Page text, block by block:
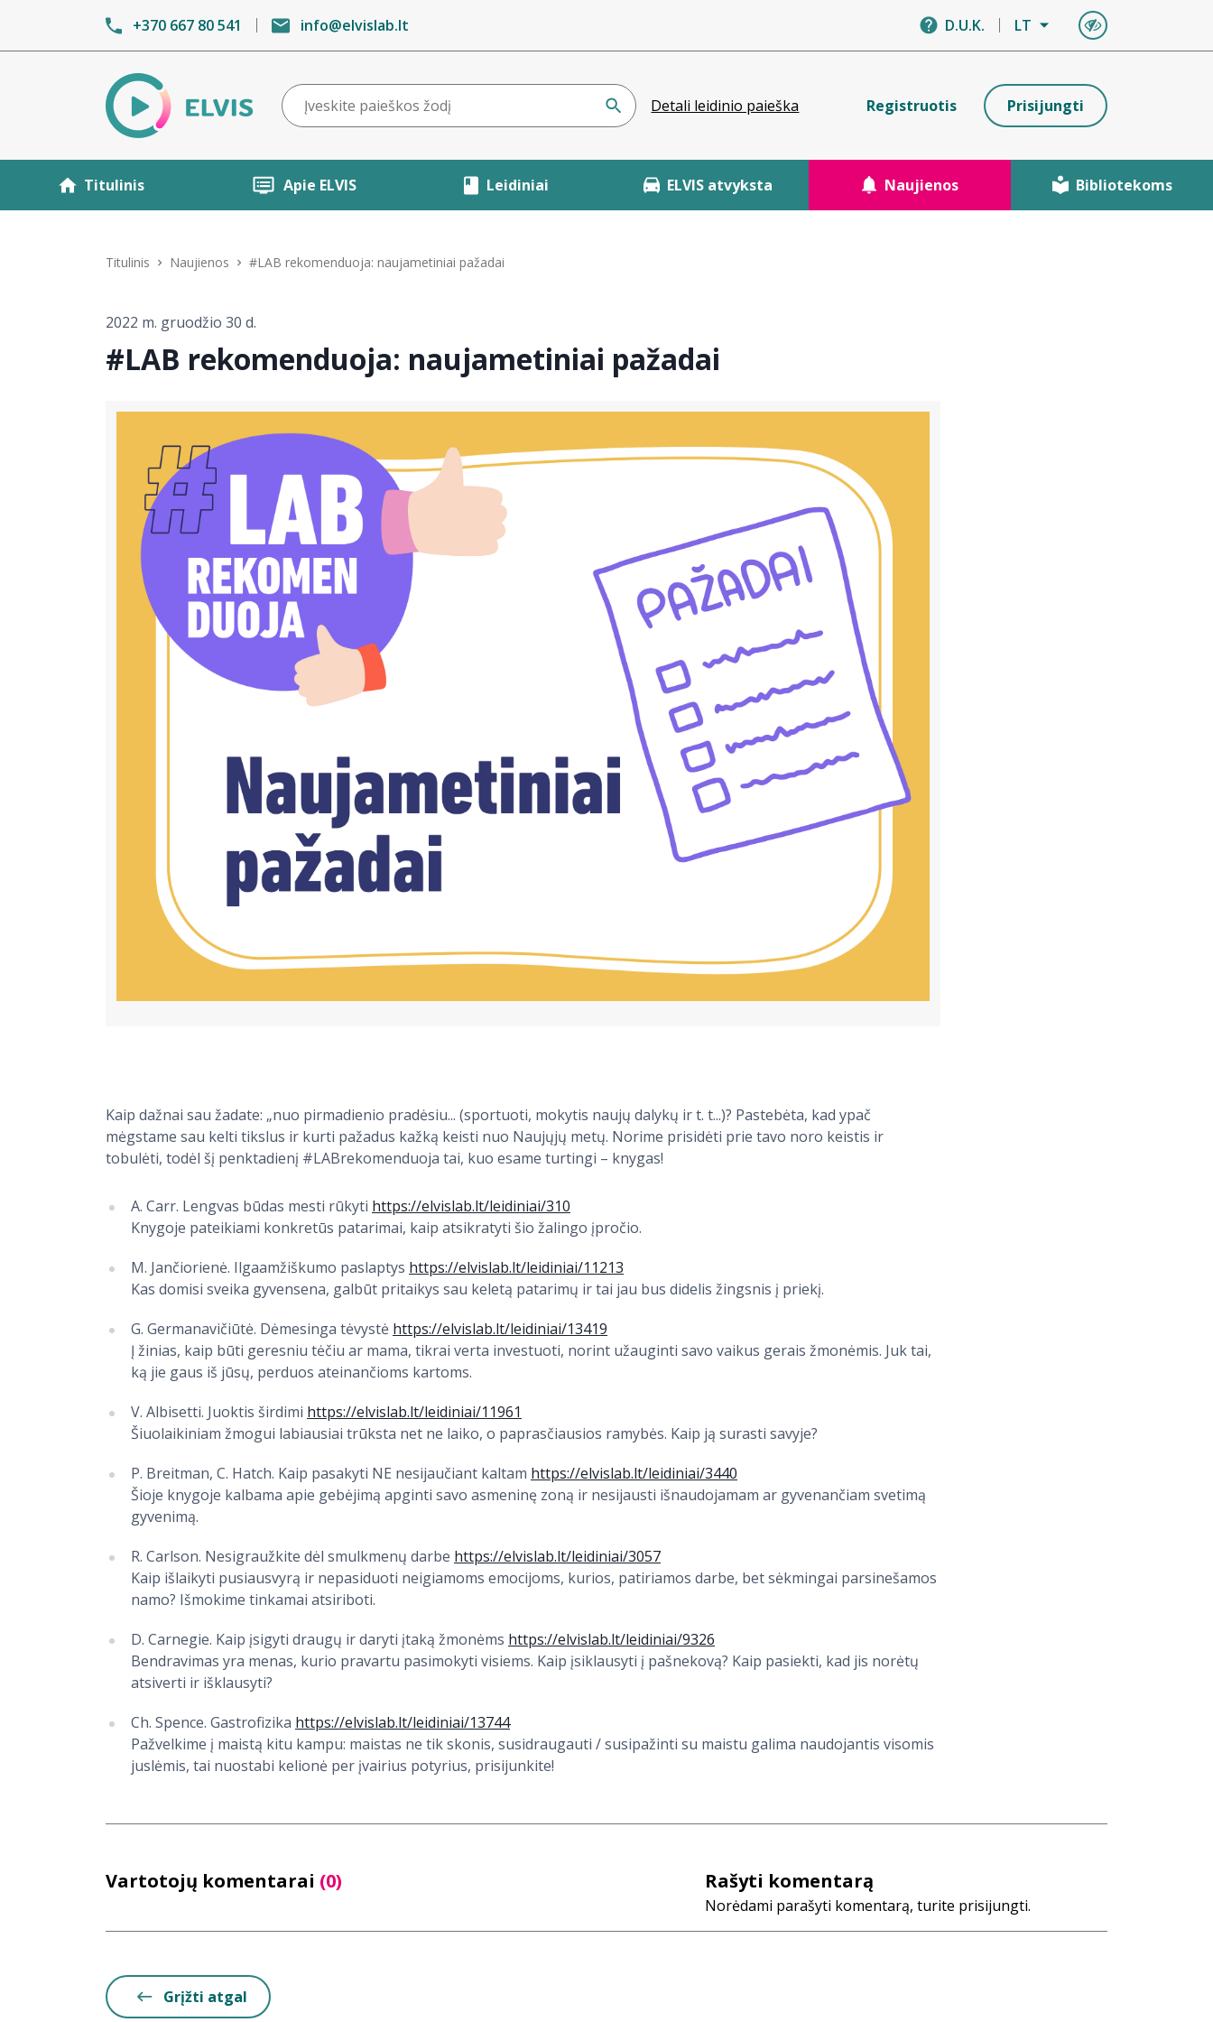
+370 667 80 541 info@elvislab.lt D.U.K. LT
Detali leidinio paieška Registruotis Prisijungti
Titulinis Apie ELVIS Leidiniai ELVIS atvyksta Naujienos Bibliotekoms
Titulinis Naujienos #LAB rekomenduoja: naujametiniai pažadai
2022 m. gruodžio 30 d.
#LAB rekomenduoja: naujametiniai pažadai
Kaip dažnai sau žadate: „nuo pirmadienio pradėsiu... (sportuoti, mokytis naujų dalykų ir t. t...)? Pastebėta, kad ypač
mėgstame sau kelti tikslus ir kurti pažadus kažką keisti nuo Naujųjų metų. Norime prisidėti prie tavo noro keistis ir
tobulėti, todėl šį penktadienį #LABrekomenduoja tai, kuo esame turtingi – knygas!
A. Carr. Lengvas būdas mesti rūkyti https://elvislab.lt/leidiniai/310
Knygoje pateikiami konkretūs patarimai, kaip atsikratyti šio žalingo įpročio.
M. Jančiorienė. Ilgaamžiškumo paslaptys https://elvislab.lt/leidiniai/11213
Kas domisi sveika gyvensena, galbūt pritaikys sau keletą patarimų ir tai jau bus didelis žingsnis į priekį.
G. Germanavičiūtė. Dėmesinga tėvystė https://elvislab.lt/leidiniai/13419
Į žinias, kaip būti geresniu tėčiu ar mama, tikrai verta investuoti, norint užauginti savo vaikus gerais žmonėmis. Juk tai,
ką jie gaus iš jūsų, perduos ateinančioms kartoms.
V. Albisetti. Juoktis širdimi https://elvislab.lt/leidiniai/11961
Šiuolaikiniam žmogui labiausiai trūksta net ne laiko, o paprasčiausios ramybės. Kaip ją surasti savyje?
P. Breitman, C. Hatch. Kaip pasakyti NE nesijaučiant kaltam https://elvislab.lt/leidiniai/3440
Šioje knygoje kalbama apie gebėjimą apginti savo asmeninę zoną ir nesijausti išnaudojamam ar gyvenančiam svetimą
gyvenimą.
R. Carlson. Nesigraužkite dėl smulkmenų darbe https://elvislab.lt/leidiniai/3057
Kaip išlaikyti pusiausvyrą ir nepasiduoti neigiamoms emocijoms, kurios, patiriamos darbe, bet sėkmingai parsinešamos
namo? Išmokime tinkamai atsiriboti.
D. Carnegie. Kaip įsigyti draugų ir daryti įtaką žmonėms https://elvislab.lt/leidiniai/9326
Bendravimas yra menas, kurio pravartu pasimokyti visiems. Kaip įsiklausyti į pašnekovą? Kaip pasiekti, kad jis norėtų
atsiverti ir išklausyti?
Ch. Spence. Gastrofizika https://elvislab.lt/leidiniai/13744
Pažvelkime į maistą kitu kampu: maistas ne tik skonis, susidraugauti / susipažinti su maistu galima naudojantis visomis
juslėmis, tai nuostabi kelionė per įvairius potyrius, prisijunkite!
Vartotojų komentarai (0) Rašyti komentarą
Norėdami parašyti komentarą, turite prisijungti.
Grįžti atgal